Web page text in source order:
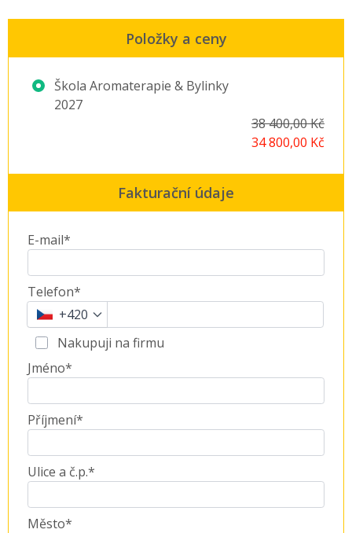
Položky a ceny
Škola Aromaterapie & Bylinky
2027
38 400,00 Kč
34 800,00 Kč
Fakturační údaje
E-mail*
Telefon*
+420
Nakupuji na firmu
Jméno*
Příjmení*
Ulice a č.p.*
Město*